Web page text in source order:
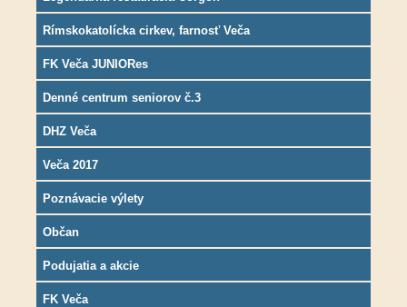
Rímskokatolícka cirkev, farnosť Veča
FK Veča JUNIORes
Denné centrum seniorov č.3
DHZ Veča
Veča 2017
Poznávacie výlety
Občan
Podujatia a akcie
FK Veča